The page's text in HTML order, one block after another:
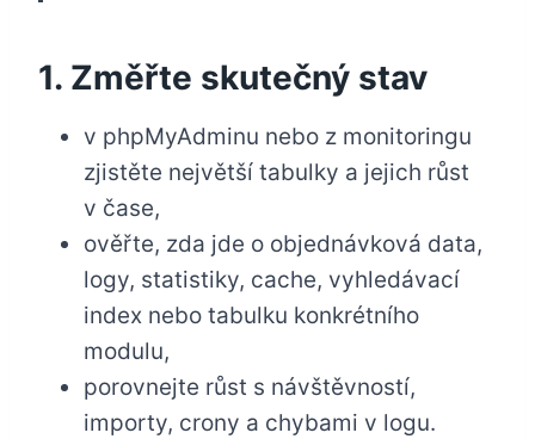
1. Změřte skutečný stav
v phpMyAdminu nebo z monitoringu
zjistěte největší tabulky a jejich růst
v čase,
ověřte, zda jde o objednávková data,
logy, statistiky, cache, vyhledávací
index nebo tabulku konkrétního
modulu,
porovnejte růst s návštěvností,
importy, crony a chybami v logu.